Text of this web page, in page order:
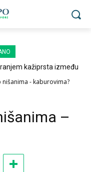
kažiprsta između
- kaburovima?
–